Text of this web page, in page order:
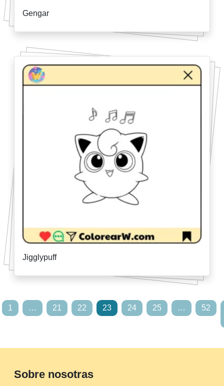
Gengar
Jigglypuff
1 … 21 22 23 24 25 … 52
Sobre nosotras